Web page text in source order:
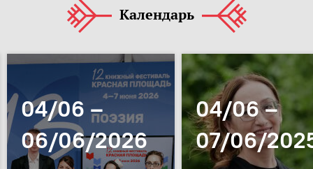
Календарь
04/06 –
06/06/2026
04/06 –
07/06/